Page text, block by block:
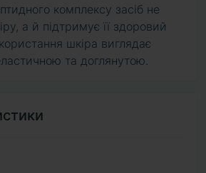
комплексу засіб не
а й підтримує її здоровий
шкіра виглядає
та доглянутою.